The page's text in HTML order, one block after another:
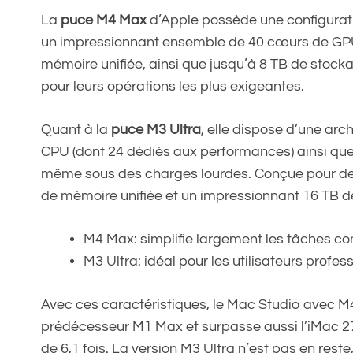
La puce M4 Maxd’Apple possède une
un impressionnant ensemble de 40 cœurs de
mémoire unifiée, ainsi que jusqu’à 8 TB de
pour leurs opérations les plus exigeantes.
Quant à la puce M3 Ultra, elle dispose d’une
CPU (dont 24 dédiés aux performances) ainsi
même sous des charges lourdes. Conçue pour
de mémoire unifiée et un impressionnant 16 TB
M4 Max: simplifie largement les tâches
M3 Ultra: idéal pour les utilisateurs
Avec ces caractéristiques, le Mac Studio avec
prédécesseur M1 Max et surpasse aussi l’iMac
de 6,1 fois. La version M3 Ultra n’est pas en